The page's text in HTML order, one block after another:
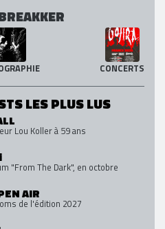
CONCERTS
LES PLUS LUS
Lou Koller à 59 ans
"From The Dark", en octobre
AIR
de l'édition 2027